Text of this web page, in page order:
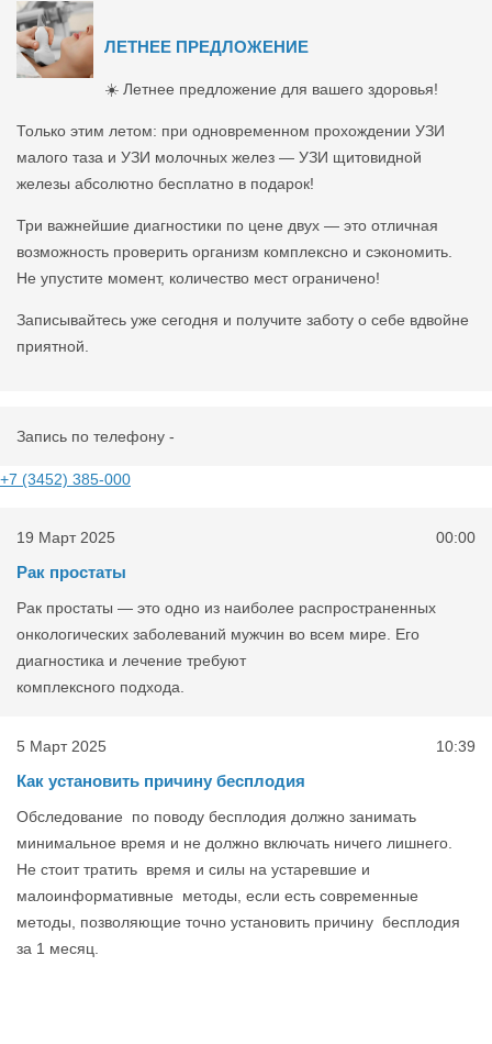
ЛЕТНЕЕ ПРЕДЛОЖЕНИЕ
☀️ Летнее предложение для вашего здоровья!
Только этим летом: при одновременном прохождении УЗИ
малого таза и УЗИ молочных желез — УЗИ щитовидной
железы абсолютно бесплатно в подарок!
Три важнейшие диагностики по цене двух — это отличная
возможность проверить организм комплексно и сэкономить.
Не упустите момент, количество мест ограничено!
Записывайтесь уже сегодня и получите заботу о себе вдвойне
приятной.
Запись по телефону -
+7 (3452) 385-000
19 Март 2025 00:00
Рак простаты
Рак простаты — это одно из наиболее распространенных
онкологических заболеваний мужчин во всем мире. Его
диагностика и лечение требуют
комплексного подхода.
5 Март 2025 10:39
Как установить причину бесплодия
Обследование по поводу бесплодия должно занимать
минимальное время и не должно включать ничего лишнего.
Не стоит тратить время и силы на устаревшие и
малоинформативные методы, если есть современные
методы, позволяющие точно установить причину бесплодия
за 1 месяц.